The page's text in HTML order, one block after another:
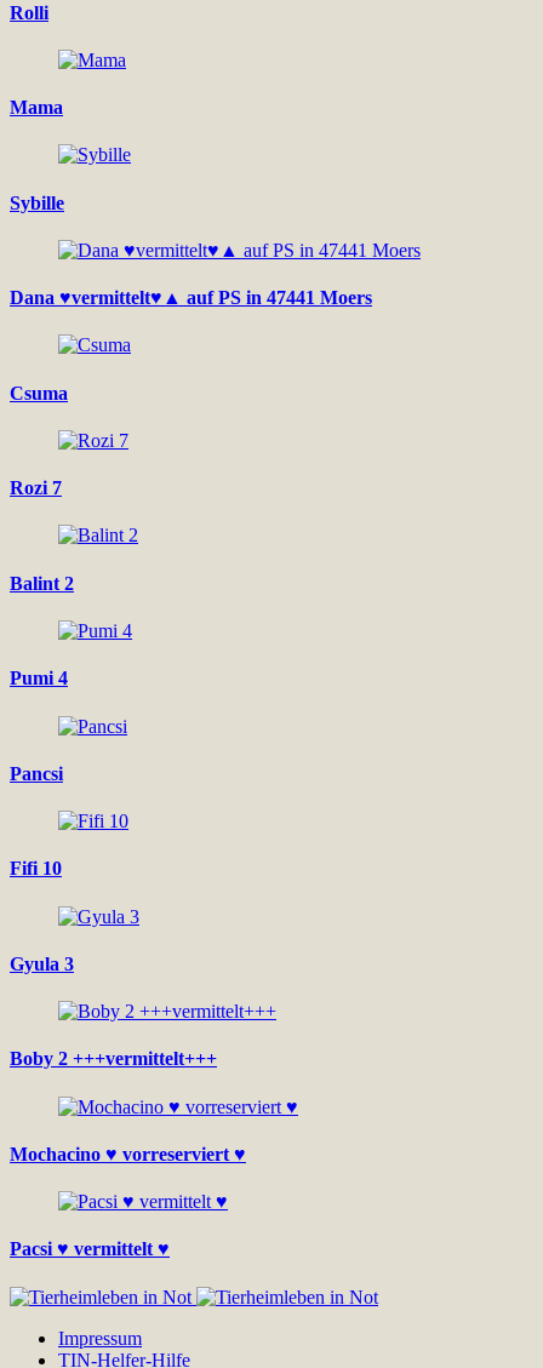
Rolli
Mama
Sybille
Dana ♥vermittelt♥▲ auf PS in 47441 Moers
Csuma
Rozi 7
Balint 2
Pumi 4
Pancsi
Fifi 10
Gyula 3
Boby 2 +++vermittelt+++
Mochacino ♥ vorreserviert ♥
Pacsi ♥ vermittelt ♥
Impressum
TIN-Helfer-Hilfe